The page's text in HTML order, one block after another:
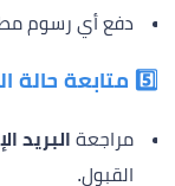
دفع أي رسوم
5️⃣ متابعة حالة الطلب
مراجعة البريد
القبول.